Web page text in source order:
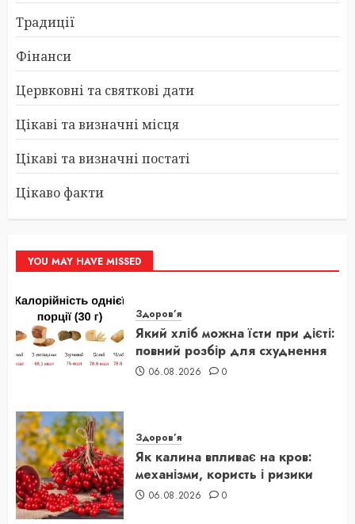
Традиції
Фінанси
Цервковні та святкові дати
Цікаві та визначні місця
Цікаві та визначні постаті
Цікаво факти
YOU MAY HAVE MISSED
Здоров’я
Який хліб можна їсти при дієті:
повний розбір для схуднення
06.08.2026 0
Здоров’я
Як калина впливає на кров:
механізми, користь і ризики
06.08.2026 0